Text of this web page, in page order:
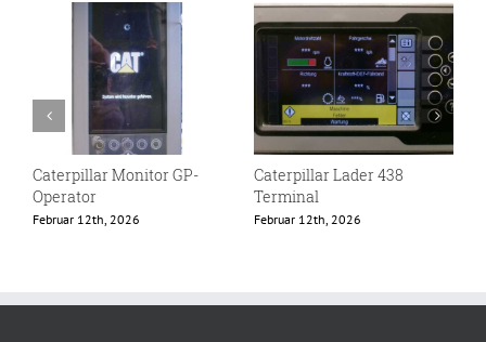
Caterpillar Monitor GP-
Operator
Februar 12th, 2026
Caterpillar Lader 438
Terminal
Februar 12th, 2026